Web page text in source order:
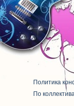
Политика
По